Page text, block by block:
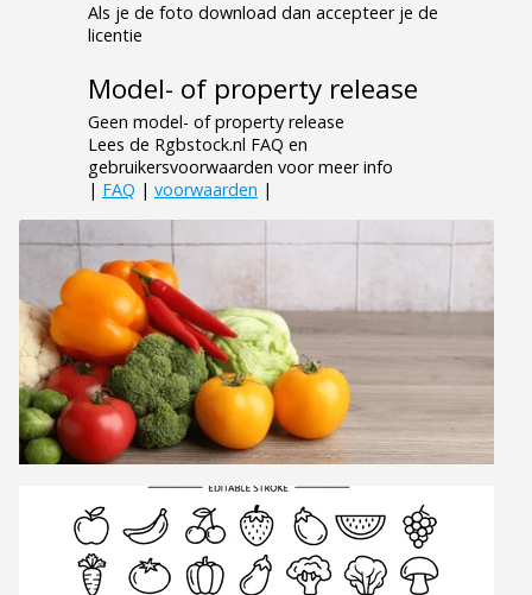
Als je de foto download dan accepteer je de
licentie
Model- of property release
Geen model- of property release
Lees de Rgbstock.nl FAQ en
gebruikersvoorwaarden voor meer info
| FAQ | voorwaarden |